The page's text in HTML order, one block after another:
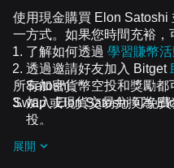
使用現金購買 Elon Satoshi
一方式。如果您時間充裕，
了解如何透過 學習賺幣活
透過邀請好友加入 Bitget
Satoshi。
加入 Elon Satoshi 可免
投。
所有加密貨幣空投和獎勵
Swap 或現貨交易兌換為
展開